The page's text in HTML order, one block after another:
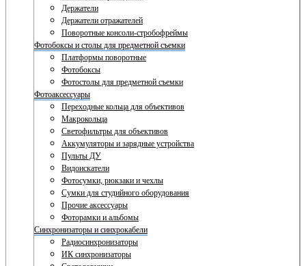
Держатели
Держатели отражателей
Поворотные консоли-стробофреймы
Фотобоксы и столы для предметной съемки
Платформы поворотные
Фотобоксы
Фотостолы для предметной съемки
Фотоаксессуары
Переходные кольца для объективов
Макрокольца
Светофильтры для объективов
Аккумуляторы и зарядные устройства
Пульты ДУ
Видоискатели
Фотосумки, рюкзаки и чехлы
Сумки для студийного оборудования
Прочие аксессуары
Фоторамки и альбомы
Синхронизаторы и синхрокабели
Радиосинхронизаторы
ИК синхронизаторы